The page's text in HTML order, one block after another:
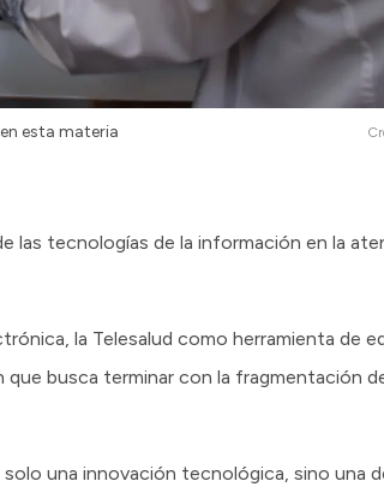
esta materia
las tecnologías de la información en la
la Telesalud como herramienta de
busca terminar con la fragmentación
una innovación tecnológica, sino una